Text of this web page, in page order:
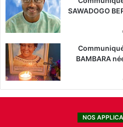
SAWADOGO
BAMBARA
NOS